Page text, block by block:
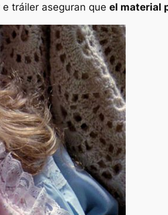
tráiler aseguran que el material